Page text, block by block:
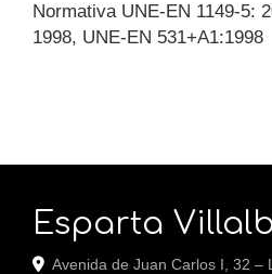
Normativa UNE-EN 1149-5:
1998, UNE-EN 531+A1:1998
Esparta
Avenida de Juan Carlos I, 32 –